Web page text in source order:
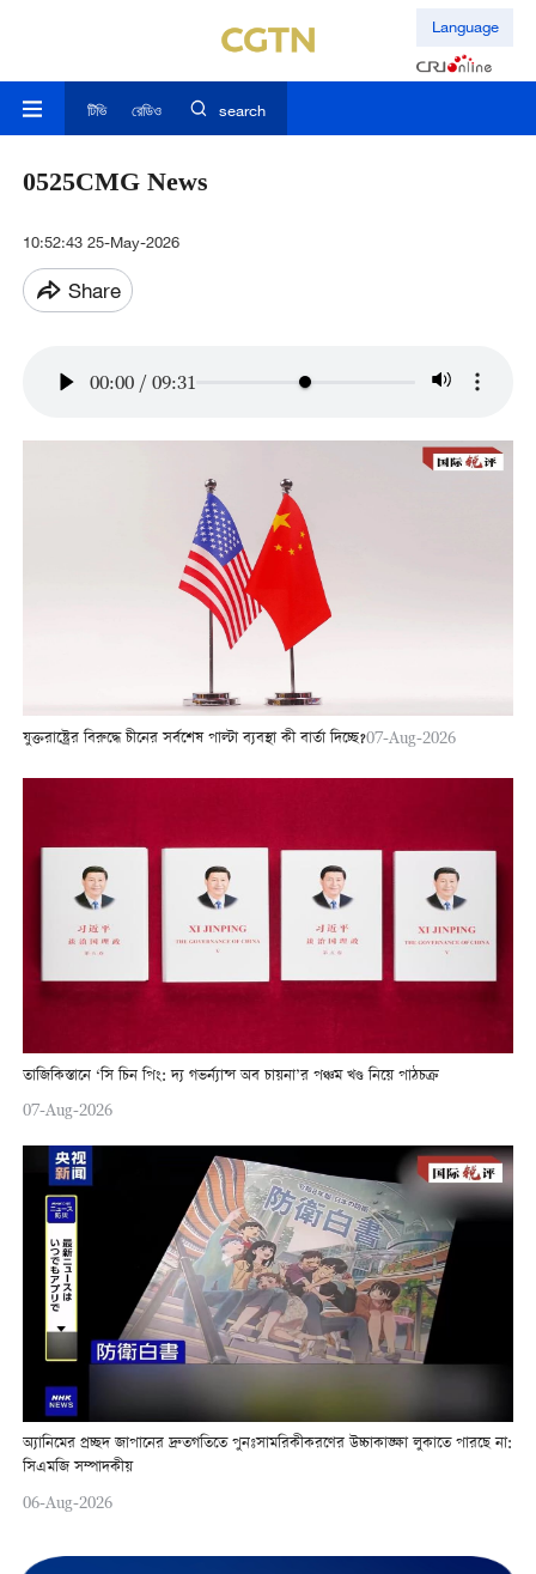
Language
টিভি রেডিও search
0525CMG News
10:52:43 25-May-2026
Share
00:00 / 09:31
যুক্তরাষ্ট্রের বিরুদ্ধে চীনের সর্বশেষ পাল্টা ব্যবস্থা কী বার্তা দিচ্ছে?07-Aug-2026
তাজিকিস্তানে ‘সি চিন পিং: দ্য গভর্ন্যান্স অব চায়না’র পঞ্চম খণ্ড নিয়ে পাঠচক্র
07-Aug-2026
অ্যানিমের প্রচ্ছদ জাপানের দ্রুতগতিতে পুনঃসামরিকীকরণের উচ্চাকাঙ্ক্ষা লুকাতে পারছে না:
সিএমজি সম্পাদকীয়
06-Aug-2026